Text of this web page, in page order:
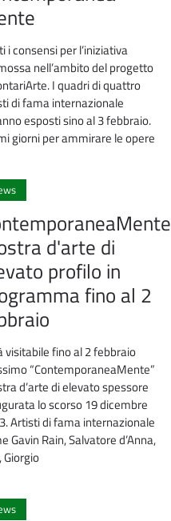
i consensi per l’iniziativa
nell’ambito del progetto
I quadri di quattro
di fama internazionale
esposti sino al 3 febbraio.
giorni per ammirare le opere
d'arte di
profilo in
fino al 2
visitabile fino al 2 febbraio
“ContemporaneaMente”
d’arte di elevato spessore
lo scorso 19 dicembre
Artisti di fama internazionale
Gavin Rain, Salvatore d’Anna,
Giorgio